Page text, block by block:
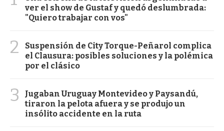
ver el show de Gustaf y quedó deslumbrada:
"Quiero trabajar con vos"
2
Suspensión de City Torque-Peñarol complica
el Clausura: posibles soluciones y la polémica
por el clásico
3
Jugaban Uruguay Montevideo y Paysandú,
tiraron la pelota afuera y se produjo un
insólito accidente en la ruta